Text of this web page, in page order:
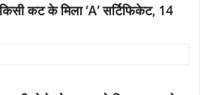
किसी कट के मिला ‘A’ सर्टिफिकेट, 14